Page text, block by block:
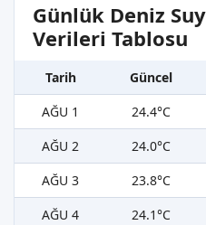
Günlük Deniz
Verileri Tablosu
Tarih Güncel
AĞU 1
24.4°C
AĞU 2
24.0°C
AĞU 3
23.8°C
AĞU 4
24.1°C